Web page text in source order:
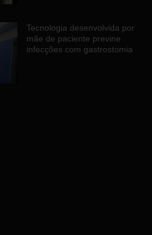
Tecnologia desenvolvida por
mãe de paciente previne
infecções com gastrostomia